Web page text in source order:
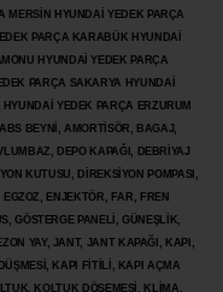
MERSİN HYUNDAİ YEDEK PARÇA
PARÇA KARABÜK HYUNDAİ
HYUNDAİ YEDEK PARÇA
PARÇA SAKARYA HYUNDAİ
YEDEK PARÇA ERZURUM
BEYNİ, AMORTİSÖR, BAGAJ,
DEPO KAPAĞI, DEBRİYAJ
KUTUSU, DİREKSİYON POMPASI,
ENJEKTÖR, FAR, FREN
GÖSTERGE PANELİ, GÜNEŞLİK,
YAY, JANT, JANT KAPAĞI, KAPI,
KAPI FİTİLİ, KAPI AÇMA
KOLTUK DÖŞEMESİ, KLİMA,